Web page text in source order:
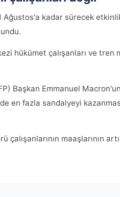
Ağustos'a kadar sürecek
hükümet çalışanları ve tren
Başkan Emmanuel Macron'un
en fazla sandalyeyi
maaşlarının